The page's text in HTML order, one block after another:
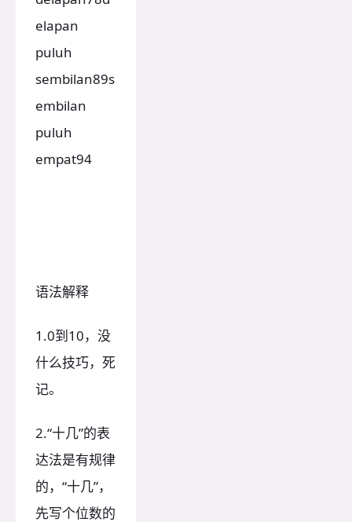
elapan
puluh
sembilan89s
embilan
puluh
empat94
语法解释
1.0到10，没
什么技巧，死
记。
2.“十几”的表
达法是有规律
的，“十几”，
先写个位数的